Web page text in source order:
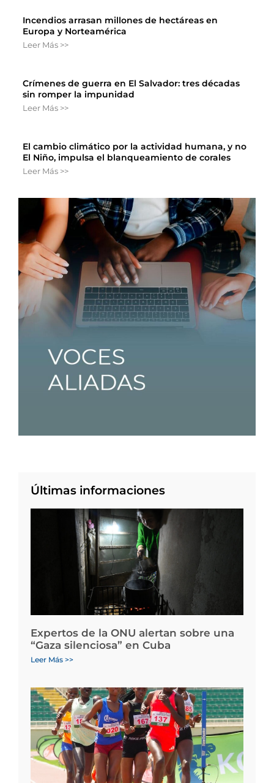
Incendios arrasan millones de hectáreas en
Europa y Norteamérica
Leer Más >>
Crímenes de guerra en El Salvador: tres décadas
sin romper la impunidad
Leer Más >>
El cambio climático por la actividad humana, y no
El Niño, impulsa el blanqueamiento de corales
Leer Más >>
Últimas informaciones
Expertos de la ONU alertan sobre una
“Gaza silenciosa” en Cuba
Leer Más >>